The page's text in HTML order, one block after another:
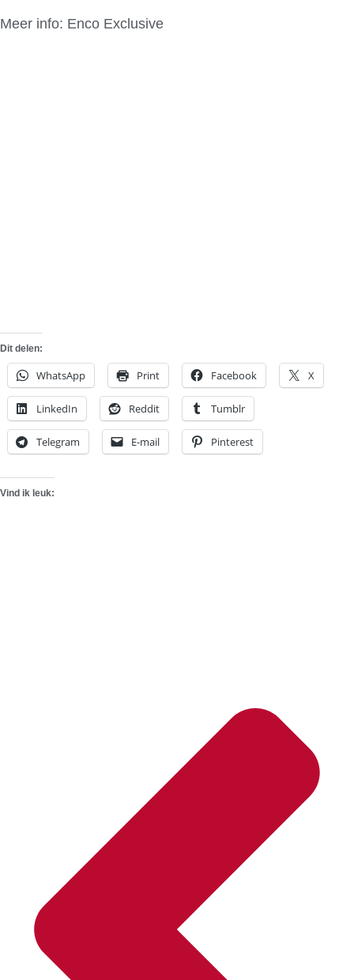
Meer info: Enco Exclusive
Dit delen:
WhatsApp Print Facebook X
LinkedIn Reddit Tumblr
Telegram E-mail Pinterest
Vind ik leuk: